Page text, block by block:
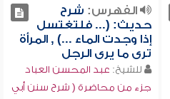
الفهرس: شرح
حديث: (... فلتغتسل
إذا وجدت الماء ...) , المرأة
ترى ما يرى الرجل
للشيخ: عبد المحسن العباد
جزء من محاضرة ( شرح سنن أبي